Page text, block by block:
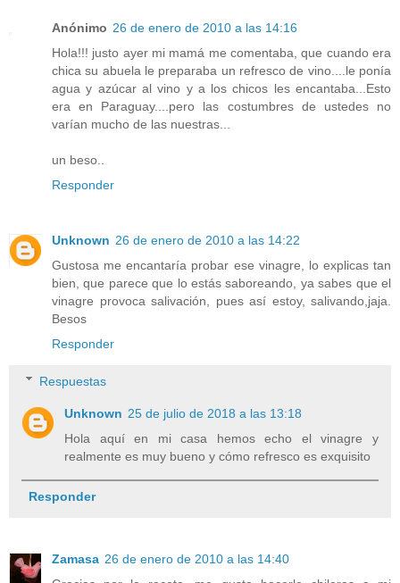
Anónimo 26 de enero de 2010 a las 14:16
Hola!!! justo ayer mi mamá me comentaba, que cuando era
chica su abuela le preparaba un refresco de vino....le ponía
agua y azúcar al vino y a los chicos les encantaba...Esto
era en Paraguay....pero las costumbres de ustedes no
varían mucho de las nuestras...
un beso..
Responder
Unknown 26 de enero de 2010 a las 14:22
Gustosa me encantaría probar ese vinagre, lo explicas tan
bien, que parece que lo estás saboreando, ya sabes que el
vinagre provoca salivación, pues así estoy, salivando,jaja.
Besos
Responder
Respuestas
Unknown 25 de julio de 2018 a las 13:18
Hola aquí en mi casa hemos echo el vinagre y
realmente es muy bueno y cómo refresco es exquisito
Responder
Zamasa 26 de enero de 2010 a las 14:40